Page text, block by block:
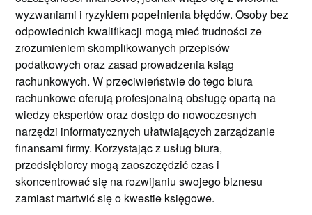
wyzwaniami i ryzykiem popełnienia błędów. Osoby bez
odpowiednich kwalifikacji mogą mieć trudności ze
zrozumieniem skomplikowanych przepisów
podatkowych oraz zasad prowadzenia ksiąg
rachunkowych. W przeciwieństwie do tego biura
rachunkowe oferują profesjonalną obsługę opartą na
wiedzy ekspertów oraz dostęp do nowoczesnych
narzędzi informatycznych ułatwiających zarządzanie
finansami firmy. Korzystając z usług biura,
przedsiębiorcy mogą zaoszczędzić czas i
skoncentrować się na rozwijaniu swojego biznesu
zamiast martwić się o kwestie księgowe.